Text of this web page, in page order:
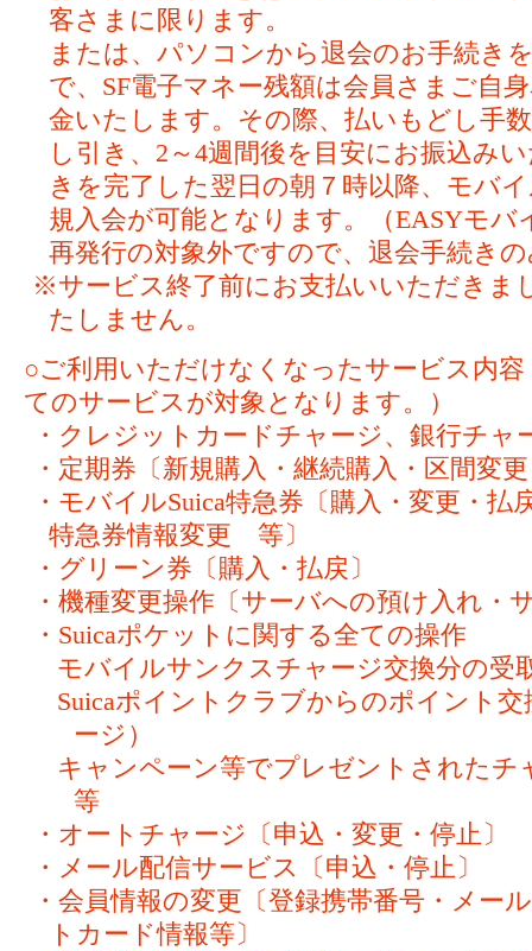
客さまに限ります。
または、パソコンから退会のお手続き
で、SF電子マネー残額は会員さまご自
金いたします。その際、払いもどし手
し引き、2～4週間後を目安にお振込み
きを完了した翌日の朝７時以降、モバ
規入会が可能となります。（EASYモバ
再発行の対象外ですので、退会手続き
※サービス終了前にお支払いいただきま
たしません。
○ご利用いただけなくなったサービス内
てのサービスが対象となります。）
・クレジットカードチャージ、銀行チャ
・定期券〔新規購入・継続購入・区間変
・モバイルSuica特急券〔購入・変更・払
特急券情報変更 等〕
・グリーン券〔購入・払戻〕
・機種変更操作〔サーバへの預け入れ・
・Suicaポケットに関する全ての操作
モバイルサンクスチャージ交換分の受
Suicaポイントクラブからのポイント
ージ）
キャンペーン等でプレゼントされた
等
・オートチャージ〔申込・変更・停止〕
・メール配信サービス〔申込・停止〕
・会員情報の変更〔登録携帯番号・メー
トカード情報等〕